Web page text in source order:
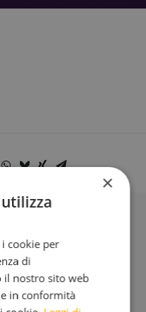
×
cookie per
di
il nostro sito web
in conformità